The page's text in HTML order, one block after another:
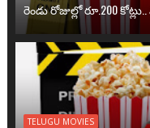
రెండు రోజుల్లో రూ.200
TELUGU MOVIES